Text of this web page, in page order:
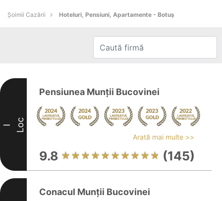
Șoimii Cazării Hoteluri, Pensiuni, Apartamente - Botuş
I Loc
Pensiunea Munții Bucovinei
Arată mai multe >>
9.8 (145)
Conacul Munții Bucovinei